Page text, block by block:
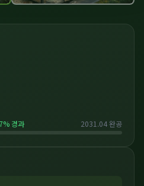
7% 경과 2031.04 완공